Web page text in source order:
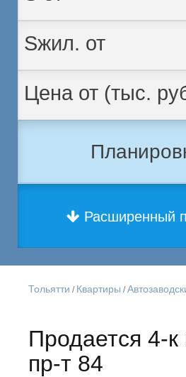
Расширенный
Тольятти / Квартиры /
Продается 4-к
пр-т 84